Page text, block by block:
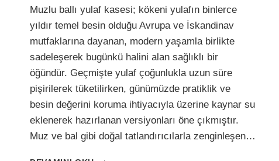
Muzlu ballı yulaf kasesi; kökeni yulafın binlerce
yıldır temel besin olduğu Avrupa ve İskandinav
mutfaklarına dayanan, modern yaşamla birlikte
sadeleşerek bugünkü halini alan sağlıklı bir
öğündür. Geçmişte yulaf çoğunlukla uzun süre
pişirilerek tüketilirken, günümüzde pratiklik ve
besin değerini koruma ihtiyacıyla üzerine kaynar su
eklenerek hazırlanan versiyonları öne çıkmıştır.
Muz ve bal gibi doğal tatlandırıcılarla zenginleşen…